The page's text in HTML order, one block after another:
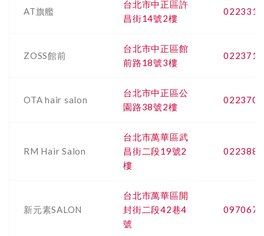
AT旗艦
台北市中正區許
昌街14號2樓
ZOSS館前
台北市中正區館
前路18號3樓
OTA hair salon
台北市中正區公
園路38號2樓
RM Hair Salon
台北市萬華區武
昌街二段19號2
樓
新元素SALON
台北市萬華區開
封街二段42巷4
號